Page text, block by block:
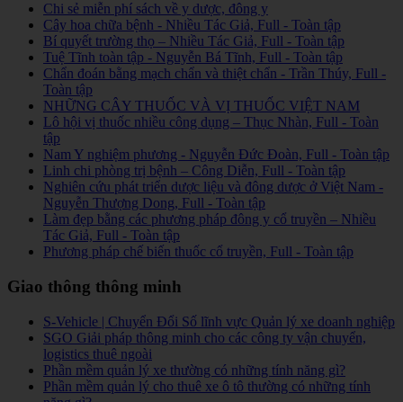
Chi sẻ miễn phí sách về y dược, đông y
Cây hoa chữa bệnh - Nhiều Tác Giả, Full - Toàn tập
Bí quyết trường thọ – Nhiều Tác Giả, Full - Toàn tập
Tuệ Tĩnh toàn tập - Nguyễn Bá Tĩnh, Full - Toàn tập
Chẩn đoán bằng mạch chẩn và thiệt chẩn - Trần Thúy, Full -
Toàn tập
NHỮNG CÂY THUỐC VÀ VỊ THUỐC VIỆT NAM
Lô hội vị thuốc nhiều công dụng – Thục Nhàn, Full - Toàn
tập
Nam Y nghiệm phương - Nguyễn Đức Đoàn, Full - Toàn tập
Linh chi phòng trị bệnh – Công Diễn, Full - Toàn tập
Nghiên cứu phát triển dược liệu và đông dược ở Việt Nam -
Nguyễn Thượng Dong, Full - Toàn tập
Làm đẹp bằng các phương pháp đông y cổ truyền – Nhiều
Tác Giả, Full - Toàn tập
Phương pháp chế biến thuốc cổ truyền, Full - Toàn tập
Giao thông thông minh
S-Vehicle | Chuyển Đổi Số lĩnh vực Quản lý xe doanh nghiệp
SGO Giải pháp thông minh cho các công ty vận chuyển,
logistics thuê ngoài
Phần mềm quản lý xe thường có những tính năng gì?
Phần mềm quản lý cho thuê xe ô tô thường có những tính